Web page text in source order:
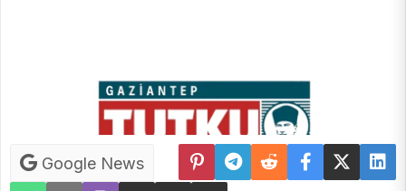
Google News